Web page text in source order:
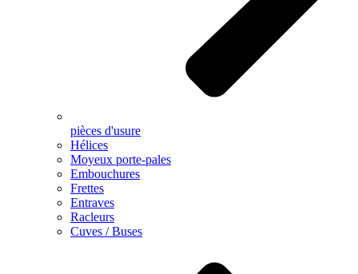
pièces d'usure
Hélices
Moyeux porte-pales
Embouchures
Frettes
Entraves
Racleurs
Cuves / Buses